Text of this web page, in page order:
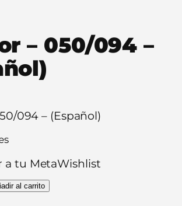
– 050/094 –
094 – (Español)
a tu MetaWishlist
al carrito